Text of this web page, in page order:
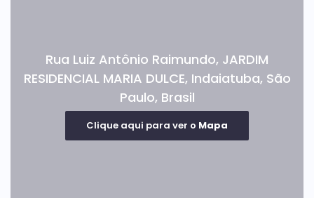
Rua Luiz Antônio Raimundo, JARDIM
RESIDENCIAL MARIA DULCE, Indaiatuba, São
Paulo, Brasil
Clique aqui para ver o Mapa